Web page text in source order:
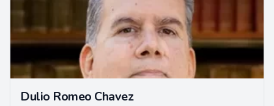
Dulio Romeo Chavez